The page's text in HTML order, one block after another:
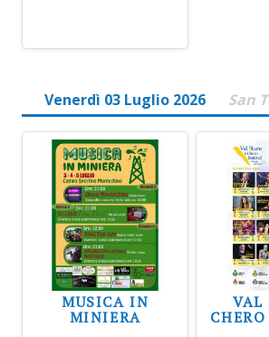
Venerdì 03 Luglio 2026 San
MUSICA IN
MINIERA
VAL